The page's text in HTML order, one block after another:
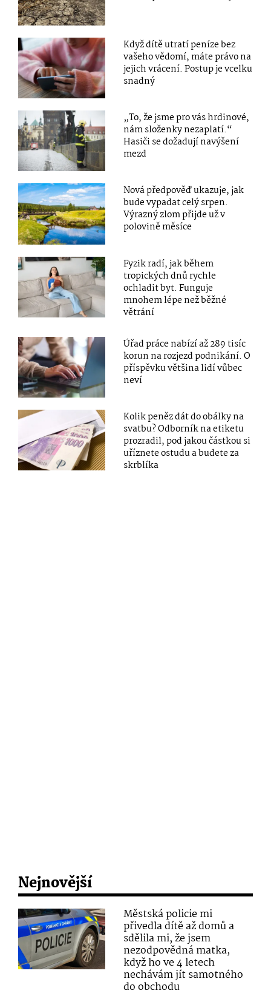
Když dítě utratí peníze bez
vašeho vědomí, máte právo na
jejich vrácení. Postup je vcelku
snadný
„To, že jsme pro vás hrdinové,
nám složenky nezaplatí.“
Hasiči se dožadují navýšení
mezd
Nová předpověď ukazuje, jak
bude vypadat celý srpen.
Výrazný zlom přijde už v
polovině měsíce
Fyzik radí, jak během
tropických dnů rychle
ochladit byt. Funguje
mnohem lépe než běžné
větrání
Úřad práce nabízí až 289 tisíc
korun na rozjezd podnikání. O
příspěvku většina lidí vůbec
neví
Kolik peněz dát do obálky na
svatbu? Odborník na etiketu
prozradil, pod jakou částkou si
uříznete ostudu a budete za
skrblíka
Nejnovější
Městská policie mi
přivedla dítě až domů a
sdělila mi, že jsem
nezodpovědná matka,
když ho ve 4 letech
nechávám jít samotného
do obchodu